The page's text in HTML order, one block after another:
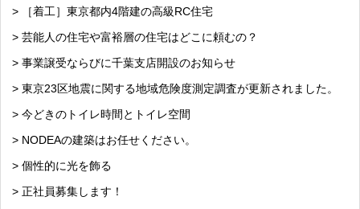
> ［着工］東京都内4階建の高級RC住宅
> 芸能人の住宅や富裕層の住宅はどこに頼むの？
> 事業譲受ならびに千葉支店開設のお知らせ
> 東京23区地震に関する地域危険度測定調査が更新されました。
> 今どきのトイレ時間とトイレ空間
> NODEAの建築はお任せください。
> 個性的に光を飾る
> 正社員募集します！